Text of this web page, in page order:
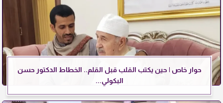
حوار خاص | حين يكتب القلب قبل القلم.. الخطاط الدكتور حسن
البكولي...